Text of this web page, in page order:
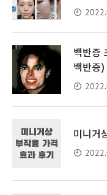
백반증
백반증)
미니거